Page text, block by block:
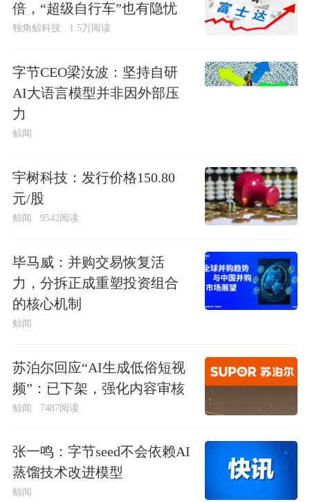
倍，“超级自行车”也有隐忧
独角鲸科技 1.5万阅读
字节CEO梁汝波：坚持自研
AI大语言模型并非因外部压
力
鲸闻
宇树科技：发行价格150.80
元/股
鲸闻 9542阅读
毕马威：并购交易恢复活
力，分拆正成重塑投资组合
的核心机制
鲸闻
苏泊尔回应“AI生成低俗短视
频”：已下架，强化内容审核
鲸闻 7487阅读
张一鸣：字节seed不会依赖AI
蒸馏技术改进模型
鲸闻